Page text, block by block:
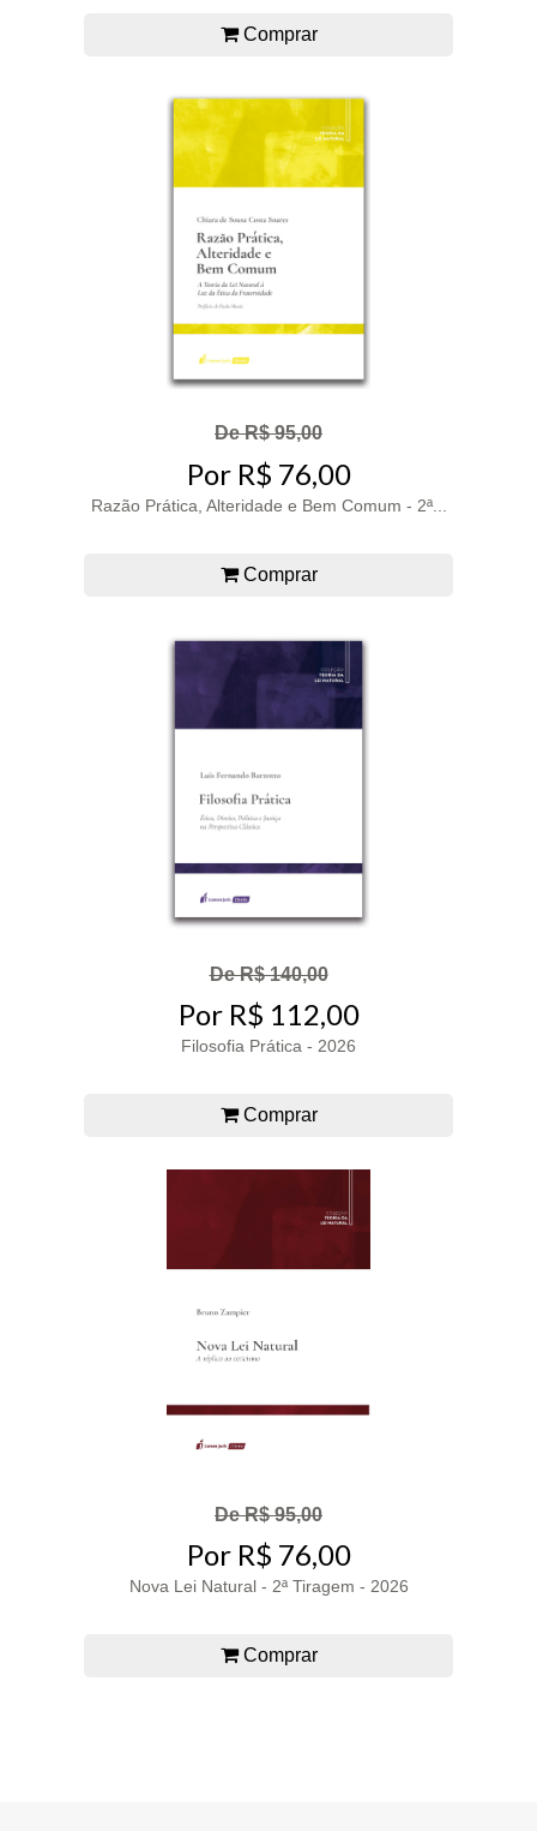
Comprar
De R$ 95,00
Por R$ 76,00
Razão Prática, Alteridade e Bem Comum - 2ª...
Comprar
De R$ 140,00
Por R$ 112,00
Filosofia Prática - 2026
Comprar
De R$ 95,00
Por R$ 76,00
Nova Lei Natural - 2ª Tiragem - 2026
Comprar